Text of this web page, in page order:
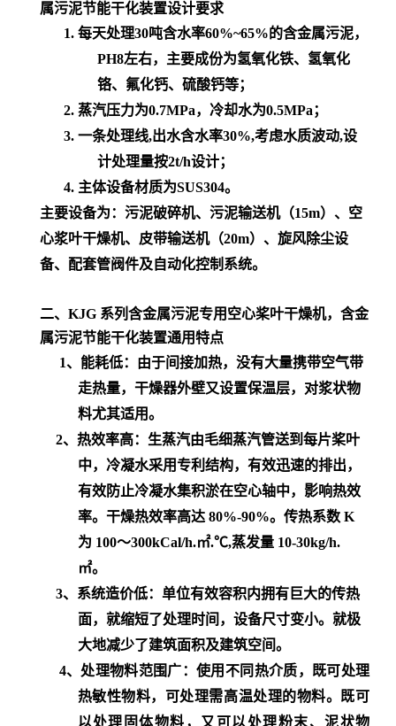
属污泥节能干化装置设计要求
1. 每天处理30吨含水率60%~65%的含金属污泥，
PH8左右，主要成份为氢氧化铁、氢氧化
铬、氟化钙、硫酸钙等；
2. 蒸汽压力为0.7MPa，冷却水为0.5MPa；
3. 一条处理线,出水含水率30%,考虑水质波动,设
计处理量按2t/h设计；
4. 主体设备材质为SUS304。
主要设备为：污泥破碎机、污泥输送机（15m）、空
心浆叶干燥机、皮带输送机（20m）、旋风除尘设
备、配套管阀件及自动化控制系统。
二、 KJG 系列含金属污泥专用空心桨叶干燥机，含金
属污泥节能干化装置通用特点
1、 能耗低： 由于间接加热，没有大量携带空气带
走热量，干燥器外壁又设置保温层，对浆状物
料尤其适用。
2、 热效率高： 生蒸汽由毛细蒸汽管送到每片桨叶
中，冷凝水采用专利结构，有效迅速的排出，
有效防止冷凝水集积淤在空心轴中，影响热效
率。干燥热效率高达 80%-90%。传热系数 K
为 100～300kCal/h.㎡.℃,蒸发量 10-30kg/h.
㎡。
3、 系统造价低： 单位有效容积内拥有巨大的传热
面，就缩短了处理时间，设备尺寸变小。就极
大地减少了建筑面积及建筑空间。
4、处理物料范围广：使用不同热介质，既可处理
热敏性物料，可处理需高温处理的物料。既可
以处理固体物料，又可以处理粉末、泥状物